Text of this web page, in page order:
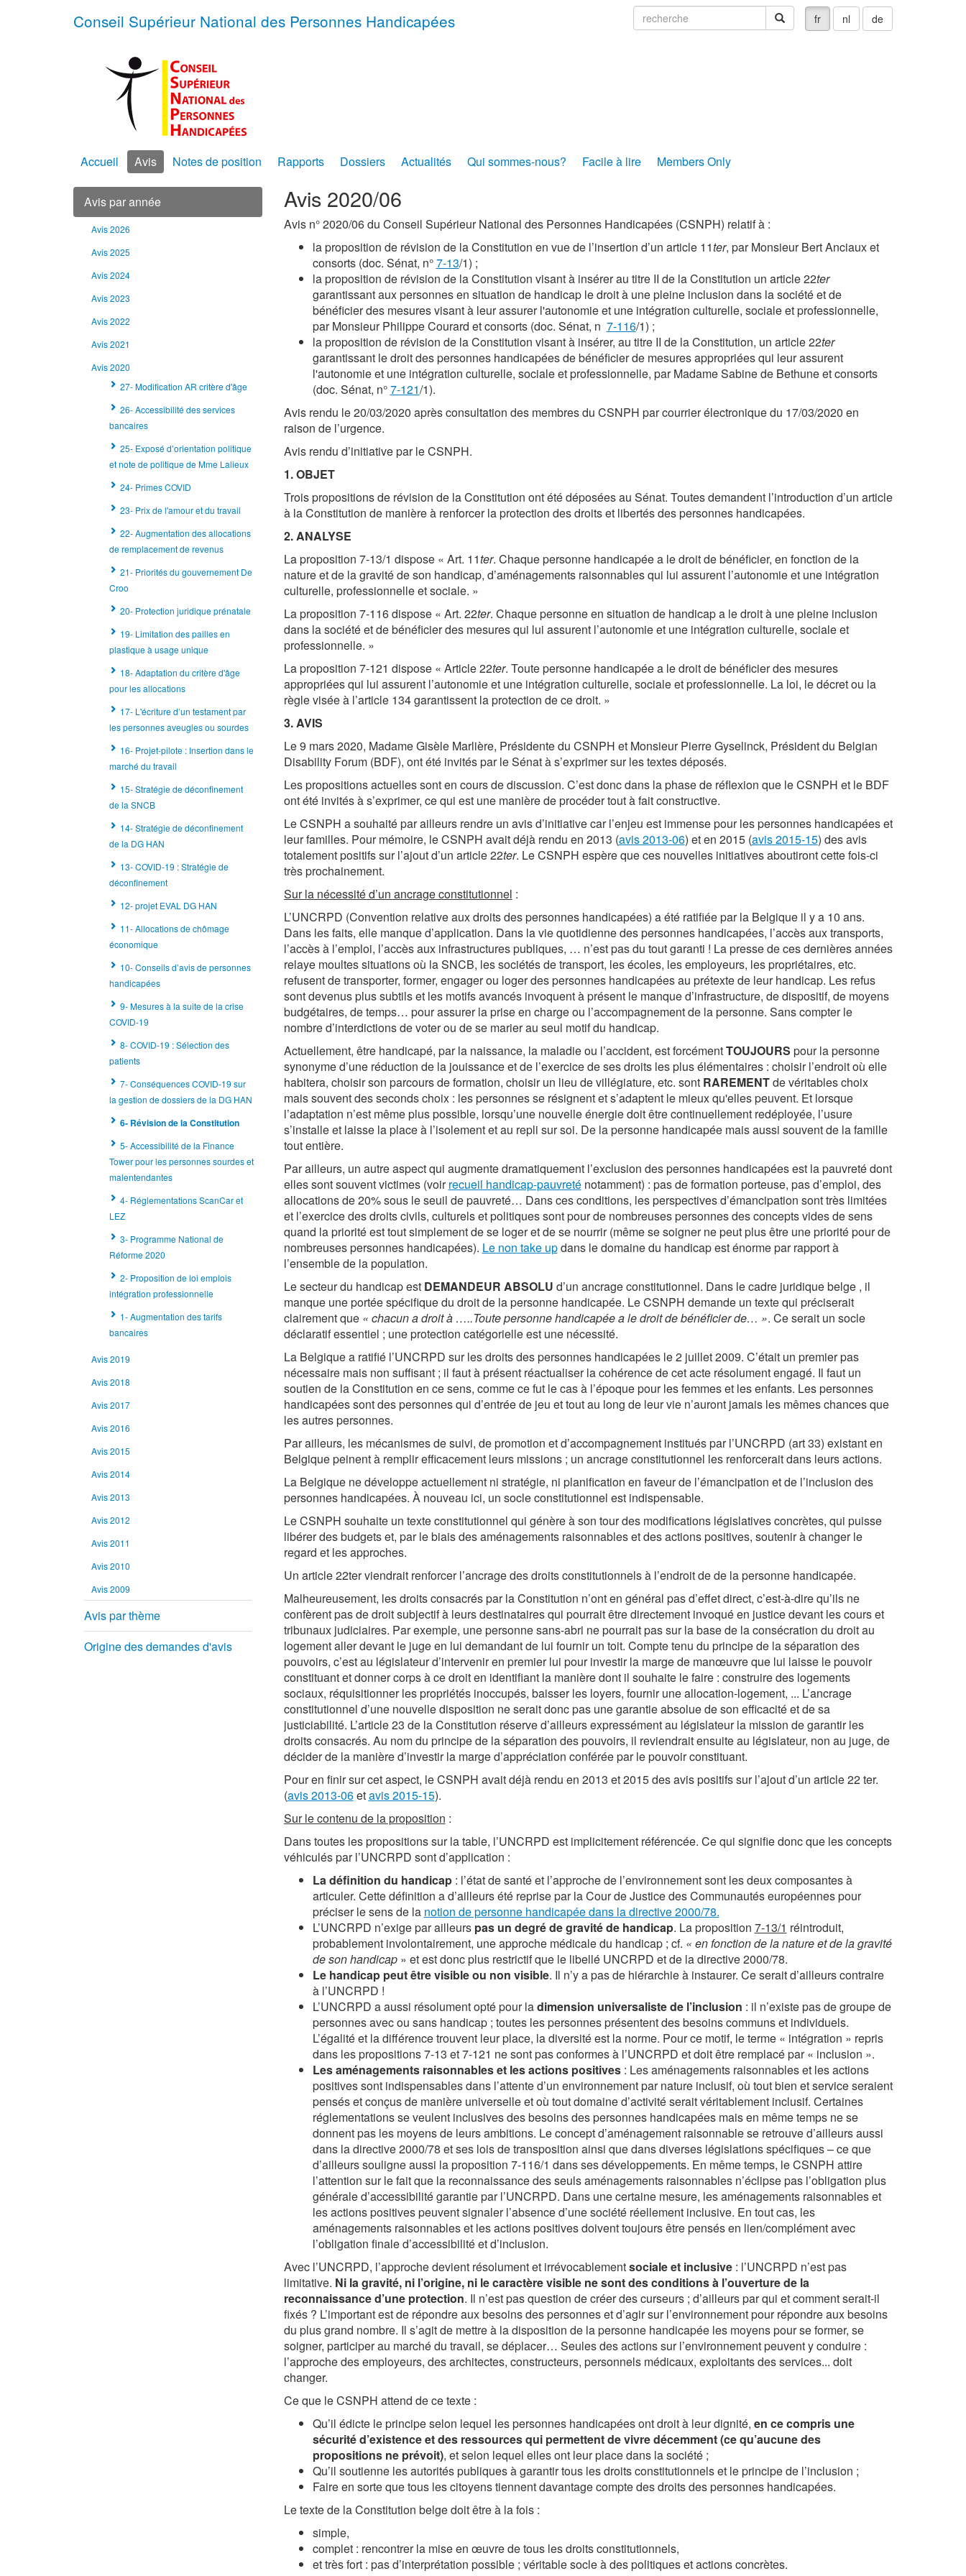
fr nl de
recherche recherche
Conseil Supérieur National des Personnes Handicapées
Accueil Avis Notes de position Rapports Dossiers Actualités Qui sommes-nous? Facile à lire Members Only
Avis par année
Avis 2026
Avis 2025
Avis 2024
Avis 2023
Avis 2022
Avis 2021
Avis 2020
27- Modification AR critère d'âge
26- Accessibilité des services
bancaires
25- Exposé d’orientation politique
et note de politique de Mme Lalieux
24- Primes COVID
23- Prix de l'amour et du travail
22- Augmentation des allocations
de remplacement de revenus
21- Priorités du gouvernement De
Croo
20- Protection juridique prénatale
19- Limitation des pailles en
plastique à usage unique
18- Adaptation du critère d'âge
pour les allocations
17- L'écriture d’un testament par
les personnes aveugles ou sourdes
16- Projet-pilote : Insertion dans le
marché du travail
15- Stratégie de déconfinement
de la SNCB
14- Stratégie de déconfinement
de la DG HAN
13- COVID-19 : Stratégie de
déconfinement
12- projet EVAL DG HAN
11- Allocations de chômage
économique
10- Conseils d’avis de personnes
handicapées
9- Mesures à la suite de la crise
COVID-19
8- COVID-19 : Sélection des
patients
7- Conséquences COVID-19 sur
la gestion de dossiers de la DG HAN
6- Révision de la Constitution
5- Accessibilité de la Finance
Tower pour les personnes sourdes et
malentendantes
4- Réglementations ScanCar et
LEZ
3- Programme National de
Réforme 2020
2- Proposition de loi emplois
intégration professionnelle
1- Augmentation des tarifs
bancaires
Avis 2019
Avis 2018
Avis 2017
Avis 2016
Avis 2015
Avis 2014
Avis 2013
Avis 2012
Avis 2011
Avis 2010
Avis 2009
Avis par thème
Origine des demandes d'avis
Avis 2020/06
Avis n° 2020/06 du Conseil Supérieur National des Personnes Handicapées (CSNPH) relatif à :
la proposition de révision de la Constitution en vue de l’insertion d’un article 11ter, par Monsieur Bert Anciaux et
consorts (doc. Sénat, n°7-13/1) ;
la proposition de révision de la Constitution visant à insérer au titre II de la Constitution un article 22ter
garantissant aux personnes en situation de handicap le droit à une pleine inclusion dans la société et de
bénéficier des mesures visant à leur assurer l'autonomie et une intégration culturelle, sociale et professionnelle,
par Monsieur Philippe Courard et consorts (doc. Sénat, n 7-116/1) ;
la proposition de révision de la Constitution visant à insérer, au titre II de la Constitution, un article 22ter
garantissant le droit des personnes handicapées de bénéficier de mesures appropriées qui leur assurent
l'autonomie et une intégration culturelle, sociale et professionnelle, par Madame Sabine de Bethune et consorts
(doc. Sénat, n°7-121/1).
Avis rendu le 20/03/2020 après consultation des membres du CSNPH par courrier électronique du 17/03/2020 en
raison de l’urgence.
Avis rendu d’initiative par le CSNPH.
1. OBJET
Trois propositions de révision de la Constitution ont été déposées au Sénat. Toutes demandent l’introduction d’un article
à la Constitution de manière à renforcer la protection des droits et libertés des personnes handicapées.
2. ANALYSE
La proposition 7-13/1 dispose « Art. 11ter. Chaque personne handicapée a le droit de bénéficier, en fonction de la
nature et de la gravité de son handicap, d’aménagements raisonnables qui lui assurent l’autonomie et une intégration
culturelle, professionnelle et sociale. »
La proposition 7-116 dispose « Art. 22ter. Chaque personne en situation de handicap a le droit à une pleine inclusion
dans la société et de bénéficier des mesures qui lui assurent l’autonomie et une intégration culturelle, sociale et
professionnelle. »
La proposition 7-121 dispose « Article 22ter. Toute personne handicapée a le droit de bénéﬁcier des mesures
appropriées qui lui assurent l’autonomie et une intégration culturelle, sociale et professionnelle. La loi, le décret ou la
règle visée à l’article 134 garantissent la protection de ce droit. »
3. AVIS
Le 9 mars 2020, Madame Gisèle Marlière, Présidente du CSNPH et Monsieur Pierre Gyselinck, Président du Belgian
Disability Forum (BDF), ont été invités par le Sénat à s’exprimer sur les textes déposés.
Les propositions actuelles sont en cours de discussion. C’est donc dans la phase de réflexion que le CSNPH et le BDF
ont été invités à s’exprimer, ce qui est une manière de procéder tout à fait constructive.
Le CSNPH a souhaité par ailleurs rendre un avis d’initiative car l’enjeu est immense pour les personnes handicapées et
leur familles. Pour mémoire, le CSNPH avait déjà rendu en 2013 (avis 2013-06) et en 2015 (avis 2015-15) des avis
totalement positifs sur l’ajout d’un article 22ter. Le CSNPH espère que ces nouvelles initiatives aboutiront cette fois-ci
très prochainement.
Sur la nécessité d’un ancrage constitutionnel :
L’UNCRPD (Convention relative aux droits des personnes handicapées) a été ratifiée par la Belgique il y a 10 ans.
Dans les faits, elle manque d’application. Dans la vie quotidienne des personnes handicapées, l’accès aux transports,
l’accès à l’emploi, l’accès aux infrastructures publiques, … n’est pas du tout garanti ! La presse de ces dernières années
relaye moultes situations où la SNCB, les sociétés de transport, les écoles, les employeurs, les propriétaires, etc.
refusent de transporter, former, engager ou loger des personnes handicapées au prétexte de leur handicap. Les refus
sont devenus plus subtils et les motifs avancés invoquent à présent le manque d’infrastructure, de dispositif, de moyens
budgétaires, de temps… pour assurer la prise en charge ou l’accompagnement de la personne. Sans compter le
nombre d’interdictions de voter ou de se marier au seul motif du handicap.
Actuellement, être handicapé, par la naissance, la maladie ou l’accident, est forcémentTOUJOURS pour la personne
synonyme d’une réduction de la jouissance et de l’exercice de ses droits les plus élémentaires : choisir l’endroit où elle
habitera, choisir son parcours de formation, choisir un lieu de villégiature, etc. sont RAREMENTde véritables choix
mais souvent des seconds choix : les personnes se résignent et s’adaptent le mieux qu'elles peuvent. Et lorsque
l’adaptation n’est même plus possible, lorsqu’une nouvelle énergie doit être continuellement redéployée, l’usure
s’installe et laisse la place à l’isolement et au repli sur soi. De la personne handicapée mais aussi souvent de la famille
tout entière.
Par ailleurs, un autre aspect qui augmente dramatiquement l’exclusion des personnes handicapées est la pauvreté dont
elles sont souvent victimes (voirrecueil handicap-pauvreténotamment) : pas de formation porteuse, pas d’emploi, des
allocations de 20% sous le seuil de pauvreté… Dans ces conditions, les perspectives d’émancipation sont très limitées
et l’exercice des droits civils, culturels et politiques sont pour de nombreuses personnes des concepts vides de sens
quand la priorité est tout simplement de se loger et de se nourrir (même se soigner ne peut plus être une priorité pour de
nombreuses personnes handicapées). Le non take updans le domaine du handicap est énorme par rapport à
l’ensemble de la population.
Le secteur du handicap est DEMANDEUR ABSOLU d’un ancrage constitutionnel. Dans le cadre juridique belge , il
manque une portée spécifique du droit de la personne handicapée. Le CSNPH demande un texte qui préciserait
clairement que « chacun a droit à …..Toute personne handicapée a le droit de bénéficier de… ». Ce serait un socle
déclaratif essentiel ; une protection catégorielle est une nécessité.
La Belgique a ratifié l’UNCRPD sur les droits des personnes handicapées le 2 juillet 2009. C’était un premier pas
nécessaire mais non suffisant ; il faut à présent réactualiser la cohérence de cet acte résolument engagé. Il faut un
soutien de la Constitution en ce sens, comme ce fut le cas à l’époque pour les femmes et les enfants. Les personnes
handicapées sont des personnes qui d’entrée de jeu et tout au long de leur vie n’auront jamais les mêmes chances que
les autres personnes.
Par ailleurs, les mécanismes de suivi, de promotion et d’accompagnement institués par l’UNCRPD (art 33) existant en
Belgique peinent à remplir efficacement leurs missions ; un ancrage constitutionnel les renforcerait dans leurs actions.
La Belgique ne développe actuellement ni stratégie, ni planification en faveur de l’émancipation et de l’inclusion des
personnes handicapées. À nouveau ici, un socle constitutionnel est indispensable.
Le CSNPH souhaite un texte constitutionnel qui génère à son tour des modifications législatives concrètes, qui puisse
libérer des budgets et, par le biais des aménagements raisonnables et des actions positives, soutenir à changer le
regard et les approches.
Un article 22ter viendrait renforcer l’ancrage des droits constitutionnels à l’endroit de de la personne handicapée.
Malheureusement, les droits consacrés par la Constitution n’ont en général pas d’effet direct, c’est-à-dire qu’ils ne
confèrent pas de droit subjectif à leurs destinataires qui pourrait être directement invoqué en justice devant les cours et
tribunaux judiciaires. Par exemple, une personne sans-abri ne pourrait pas sur la base de la consécration du droit au
logement aller devant le juge en lui demandant de lui fournir un toit. Compte tenu du principe de la séparation des
pouvoirs, c’est au législateur d’intervenir en premier lui pour investir la marge de manœuvre que lui laisse le pouvoir
constituant et donner corps à ce droit en identifiant la manière dont il souhaite le faire : construire des logements
sociaux, réquisitionner les propriétés inoccupés, baisser les loyers, fournir une allocation-logement, ... L’ancrage
constitutionnel d’une nouvelle disposition ne serait donc pas une garantie absolue de son efficacité et de sa
justiciabilité. L’article 23 de la Constitution réserve d’ailleurs expressément au législateur la mission de garantir les
droits consacrés. Au nom du principe de la séparation des pouvoirs, il reviendrait ensuite au législateur, non au juge, de
décider de la manière d’investir la marge d’appréciation conférée par le pouvoir constituant.
Pour en finir sur cet aspect, le CSNPH avait déjà rendu en 2013 et 2015 des avis positifs sur l’ajout d’un article 22 ter.
(avis 2013-06etavis 2015-15).
Sur le contenu de la proposition :
Dans toutes les propositions sur la table, l’UNCRPD est implicitement référencée. Ce qui signifie donc que les concepts
véhiculés par l’UNCRPD sont d’application :
La définition du handicap: l’état de santé et l’approche de l’environnement sont les deux composantes à
articuler. Cette définition a d’ailleurs été reprise par la Cour de Justice des Communautés européennes pour
préciser le sens de la notion de personne handicapée dans la directive 2000/78.
L’UNCRPD n’exige par ailleurspas un degré de gravité de handicap. La proposition 7-13/1 réintroduit,
probablement involontairement, une approche médicale du handicap ; cf. « en fonction de la nature et de la gravité
de son handicap » et est donc plus restrictif que le libellé UNCRPD et de la directive 2000/78.
Le handicap peut être visible ou non visible. Il n’y a pas de hiérarchie à instaurer. Ce serait d’ailleurs contraire
à l’UNCRPD !
L’UNCRPD a aussi résolument opté pour ladimension universaliste de l’inclusion : il n’existe pas de groupe de
personnes avec ou sans handicap ; toutes les personnes présentent des besoins communs et individuels.
L’égalité et la différence trouvent leur place, la diversité est la norme. Pour ce motif, le terme « intégration » repris
dans les propositions 7-13 et 7-121 ne sont pas conformes à l’UNCRPD et doit être remplacé par « inclusion ».
Les aménagements raisonnables et les actions positives: Les aménagements raisonnables et les actions
positives sont indispensables dans l’attente d’un environnement par nature inclusif, où tout bien et service seraient
pensés et conçus de manière universelle et où tout domaine d’activité serait véritablement inclusif. Certaines
réglementations se veulent inclusives des besoins des personnes handicapées mais en même temps ne se
donnent pas les moyens de leurs ambitions. Le concept d’aménagement raisonnable se retrouve d’ailleurs aussi
dans la directive 2000/78 et ses lois de transposition ainsi que dans diverses législations spécifiques – ce que
d’ailleurs souligne aussi la proposition 7-116/1 dans ses développements. En même temps, le CSNPH attire
l’attention sur le fait que la reconnaissance des seuls aménagements raisonnables n’éclipse pas l’obligation plus
générale d’accessibilité garantie par l’UNCRPD. Dans une certaine mesure, les aménagements raisonnables et
les actions positives peuvent signaler l’absence d’une société réellement inclusive. En tout cas, les
aménagements raisonnables et les actions positives doivent toujours être pensés en lien/complément avec
l’obligation finale d’accessibilité et d’inclusion.
Avec l’UNCRPD, l’approche devient résolument et irrévocablementsociale et inclusive: l’UNCRPD n’est pas
limitative. Ni la gravité, ni l’origine, ni le caractère visible ne sont des conditions à l’ouverture de la
reconnaissance d’une protection. Il n’est pas question de créer des curseurs ; d’ailleurs par qui et comment serait-il
fixés ? L’important est de répondre aux besoins des personnes et d’agir sur l’environnement pour répondre aux besoins
du plus grand nombre. Il s’agit de mettre à la disposition de la personne handicapée les moyens pour se former, se
soigner, participer au marché du travail, se déplacer… Seules des actions sur l’environnement peuvent y conduire :
l’approche des employeurs, des architectes, constructeurs, personnels médicaux, exploitants des services... doit
changer.
Ce que le CSNPH attend de ce texte :
Qu’il édicte le principe selon lequel les personnes handicapées ont droit à leur dignité, en ce compris une
sécurité d’existence et des ressources qui permettent de vivre décemment (ce qu’aucune des
propositions ne prévoit), et selon lequel elles ont leur place dans la société ;
Qu’il soutienne les autorités publiques à garantir tous les droits constitutionnels et le principe de l’inclusion ;
Faire en sorte que tous les citoyens tiennent davantage compte des droits des personnes handicapées.
Le texte de la Constitution belge doit être à la fois :
simple,
complet : rencontrer la mise en œuvre de tous les droits constitutionnels,
et très fort : pas d’interprétation possible ; véritable socle à des politiques et actions concrètes.